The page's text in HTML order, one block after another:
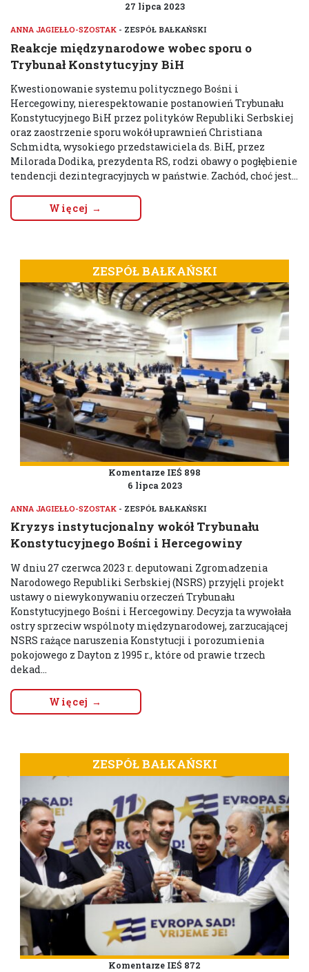
27 lipca 2023
ANNA JAGIEŁŁO-SZOSTAK - ZESPÓŁ BAŁKAŃSKI
Reakcje międzynarodowe wobec sporu o
Trybunał Konstytucyjny BiH
Kwestionowanie systemu politycznego Bośni i
Hercegowiny, nierespektowanie postanowień Trybunału
Konstytucyjnego BiH przez polityków Republiki Serbskiej
oraz zaostrzenie sporu wokół uprawnień Christiana
Schmidta, wysokiego przedstawiciela ds. BiH, przez
Milorada Dodika, prezydenta RS, rodzi obawy o pogłębienie
tendencji dezintegracyjnych w państwie. Zachód, choć jest...
Więcej →
ZESPÓŁ BAŁKAŃSKI
Komentarze IEŚ 898
6 lipca 2023
ANNA JAGIEŁŁO-SZOSTAK - ZESPÓŁ BAŁKAŃSKI
Kryzys instytucjonalny wokół Trybunału
Konstytucyjnego Bośni i Hercegowiny
W dniu 27 czerwca 2023 r. deputowani Zgromadzenia
Narodowego Republiki Serbskiej (NSRS) przyjęli projekt
ustawy o niewykonywaniu orzeczeń Trybunału
Konstytucyjnego Bośni i Hercegowiny. Decyzja ta wywołała
ostry sprzeciw wspólnoty międzynarodowej, zarzucającej
NSRS rażące naruszenia Konstytucji i porozumienia
pokojowego z Dayton z 1995 r., które od prawie trzech
dekad...
Więcej →
ZESPÓŁ BAŁKAŃSKI
Komentarze IEŚ 872